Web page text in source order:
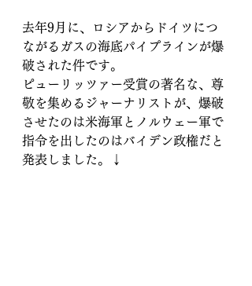
去年9月に、ロシアからドイツにつ
ながるガスの海底パイプラインが爆
破された件です。
ピューリッツァー受賞の著名な、尊
敬を集めるジャーナリストが、爆破
させたのは米海軍とノルウェー軍で
指令を出したのはバイデン政権だと
発表しました。↓